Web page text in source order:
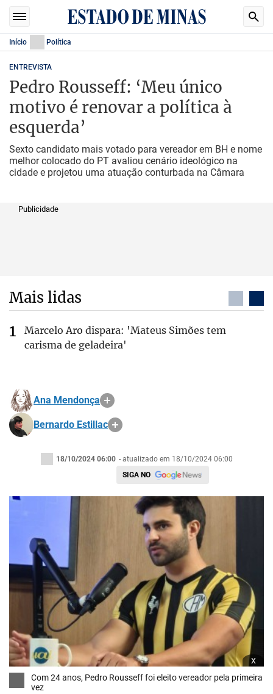
Início Política
ENTREVISTA
Pedro Rousseff: ‘Meu único
motivo é renovar a política à
esquerda’
Sexto candidato mais votado para vereador em BH e nome
melhor colocado do PT avaliou cenário ideológico na
cidade e projetou uma atuação conturbada na Câmara
Publicidade
Mais lidas
Marcelo Aro dispara: 'Mateus Simões tem
carisma de geladeira'
Ana Mendonça
Bernardo Estillac
18/10/2024 06:00 - atualizado em 18/10/2024 06:00
SIGA NO
x
Com 24 anos, Pedro Rousseff foi eleito vereador pela primeira
vez